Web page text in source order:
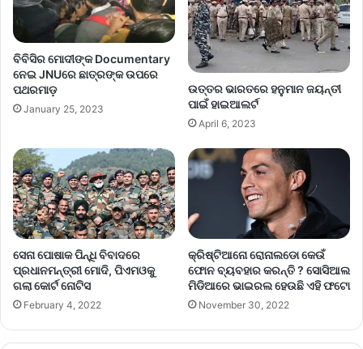
ବିବିସିର ମୋଦୀଙ୍କ Documentary
ନେଇ JNUରେ ଛାତ୍ରଙ୍କ ଉପରେ
ପଥରମାଡ଼
January 25, 2023
ଉତ୍ତର ଭାରତରେ ହନୁମାନ ଜୟନ୍ତୀ
ପାଇଁ ହାଇଆଲର୍ଟ
April 6, 2023
ସେନା ପୋଷାକ ପିନ୍ଧି ବିବାଦରେ
ପ୍ରଧାନମନ୍ତ୍ରୀ ମୋଦି, ପିଏମଓକୁ
ଗଲା କୋର୍ଟ ନୋଟିସ
February 4, 2022
କ୍ରିଷ୍ଟିଆନୋ ରୋନାଲଡୋ କେଉଁ
ଫୋନ ବ୍ୟବହାର କରନ୍ତି ? ସୋସିଆଲ
ମିଡିଆରେ ଭାଇରଲ ହେଉଛି ଏହି ଫଟୋ
November 30, 2022